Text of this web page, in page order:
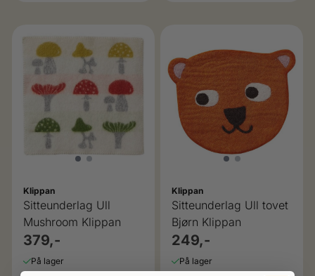
Klippan
Sitteunderlag Ull
Mushroom Klippan
379,-
På lager
Klippan
Sitteunderlag Ull tovet
Bjørn Klippan
249,-
På lager